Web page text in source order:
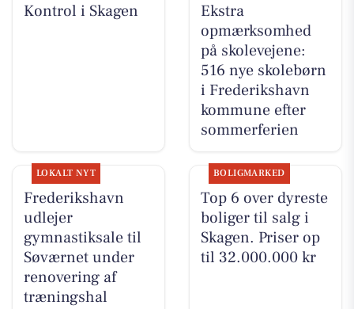
Kontrol i Skagen
Ekstra
opmærksomhed
på skolevejene:
516 nye skolebørn
i Frederikshavn
kommune efter
sommerferien
LOKALT NYT
Frederikshavn
udlejer
gymnastiksale til
Søværnet under
renovering af
træningshal
BOLIGMARKED
Top 6 over dyreste
boliger til salg i
Skagen. Priser op
til 32.000.000 kr